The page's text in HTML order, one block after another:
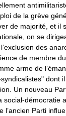
de la grève
de majorité, et il
on se
des
de membre
arme de
dont
Un nouveau
social-démocratie
l’ancien Parti